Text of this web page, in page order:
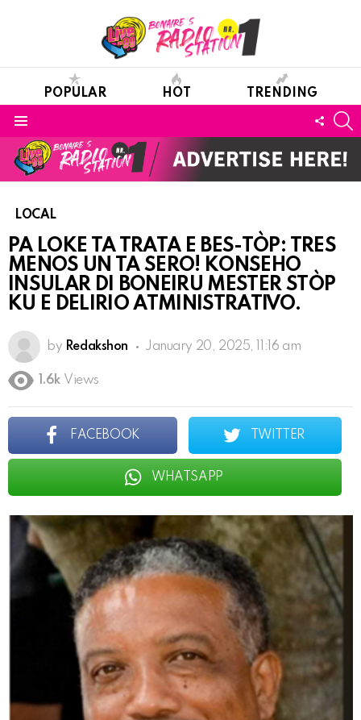
POPULAR HOT TRENDING
LOCAL
PA LOKE TA TRATA E BES-TÒP: TRES
MENOS UN TA SERO! KONSEHO
INSULAR DI BONEIRU MESTER STÒP
KU E DELIRIO ATMINISTRATIVO.
by Redakshon January 20, 2025, 11:16 am
1.6k Views
FACEBOOK TWITTER
WHATSAPP